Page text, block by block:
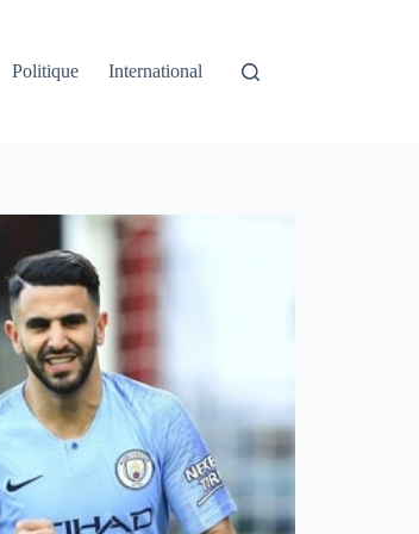
Politique International